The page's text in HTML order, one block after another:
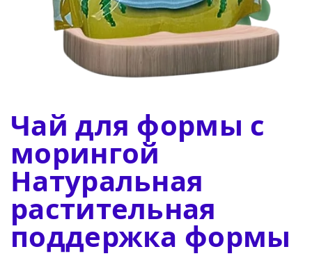
Чай для формы с
морингой
Натуральная
растительная
поддержка формы